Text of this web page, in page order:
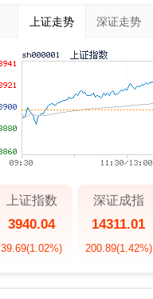
上证走势 深证走势
上证指数
3940.04
39.69(1.02%)
深证成指
14311.01
200.89(1.42%)